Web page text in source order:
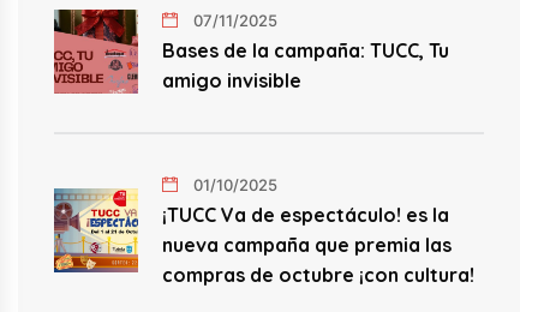
07/11/2025
Bases de la campaña: TUCC, Tu
amigo invisible
01/10/2025
¡TUCC Va de espectáculo! es la
nueva campaña que premia las
compras de octubre ¡con cultura!